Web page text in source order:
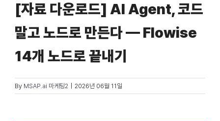
자료실
기술지원
회사
[자료 다운로드] AI Agent, 코드
말고 노드로 만든다 — Flowise
14개 노드로 끝내기
By MSAP.ai 마케팅2 2026년 06월 11일